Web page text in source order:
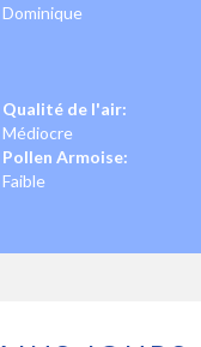
Dominique
Qualité de l'air:
Médiocre
Pollen Armoise:
Faible